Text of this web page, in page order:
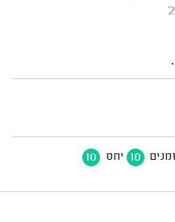
זמנים 10 יחס 10